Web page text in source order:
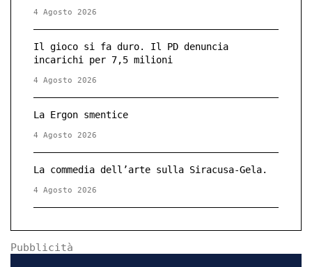
4 Agosto 2026
Il gioco si fa duro. Il PD denuncia
incarichi per 7,5 milioni
4 Agosto 2026
La Ergon smentice
4 Agosto 2026
La commedia dell’arte sulla Siracusa-Gela.
4 Agosto 2026
Pubblicità